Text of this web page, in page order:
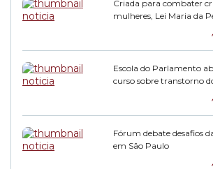
Criada para combater
mulheres, Lei Maria da
Escola do Parlamento
curso sobre transtorno
Fórum debate desafios
em São Paulo